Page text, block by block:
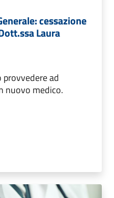
cessazione
Laura
ad
nuovo medico.